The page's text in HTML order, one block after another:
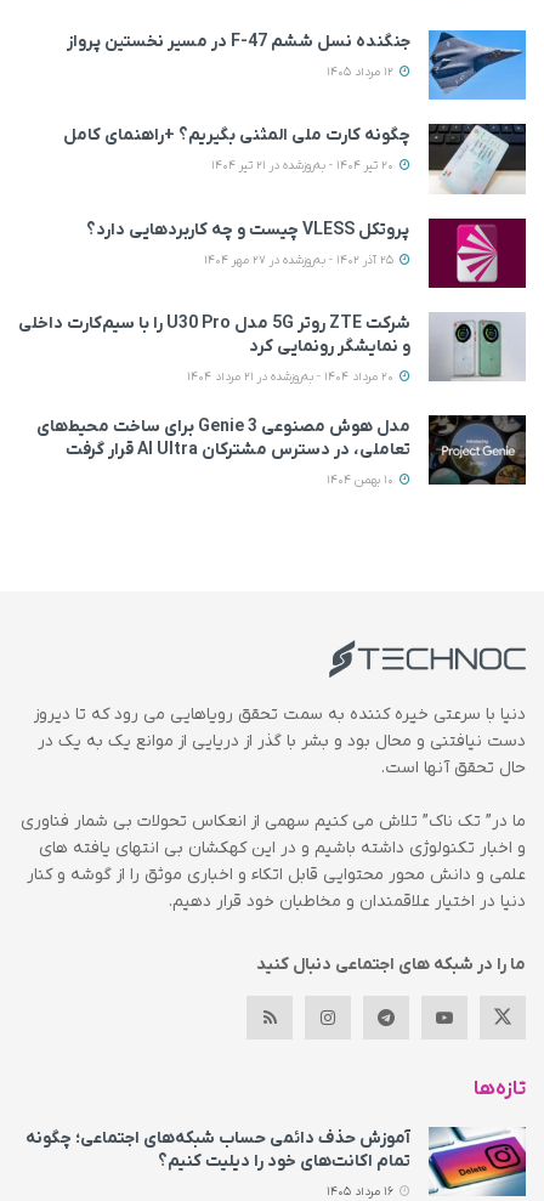
جنگنده نسل ششم F-47 در مسیر نخستین پرواز
چگونه کارت ملی المثنی بگیریم؟ +راهنمای کامل
پروتکل VLESS چیست و چه کاربردهایی دارد؟
شرکت ZTE روتر 5G مدل U30 Pro را با سیم‌کارت داخلی
و نمایشگر رونمایی کرد
مدل هوش مصنوعی Genie 3 برای ساخت محیط‌های
تعاملی، در دسترس مشترکان AI Ultra قرار گرفت
دنیا با سرعتی خیره کننده به سمت تحقق رویاهایی می رود که تا دیروز
دست نیافتنی و محال بود و بشر با گذر از دریایی از موانع یک به یک در
حال تحقق آنها است.
ما در” تک ناک” تلاش می کنیم سهمی از انعکاس تحولات بی شمار فناوری
و اخبار تکنولوژی داشته باشیم و در این کهکشان بی انتهای یافته های
علمی و دانش محور محتوایی قابل اتکاء و اخباری موثق را از گوشه و کنار
دنیا در اختیار علاقمندان و مخاطبان خود قرار دهیم.
ما را در شبکه های اجتماعی دنبال کنید
تازه‌ها
آموزش حذف دائمی حساب شبکه‌های اجتماعی؛ چگونه
تمام اکانت‌های خود را دیلیت کنیم؟